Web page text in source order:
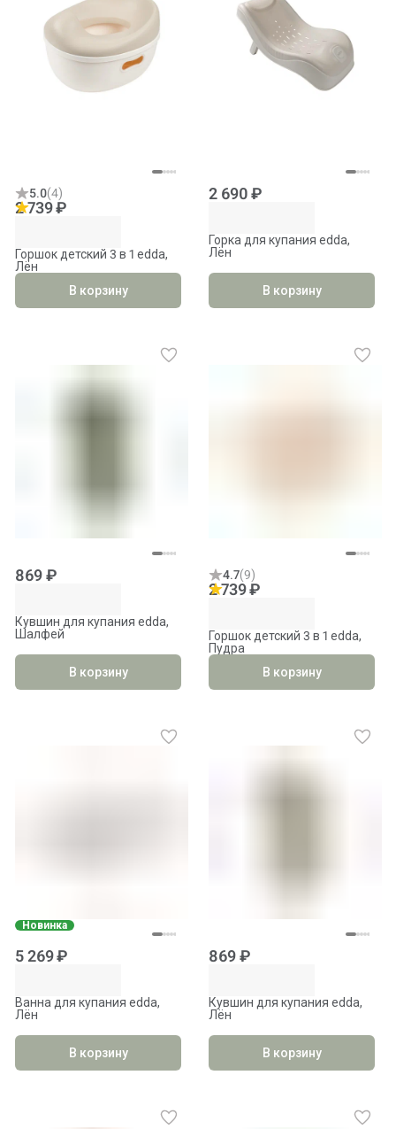
5.0(4)
2 739 ₽
Горшок детский 3 в 1 edda,
Лён
В корзину
2 690 ₽
Горка для купания edda,
Лён
В корзину
869 ₽
Кувшин для купания edda,
Шалфей
В корзину
4.7(9)
2 739 ₽
Горшок детский 3 в 1 edda,
Пудра
В корзину
Новинка
5 269 ₽
Ванна для купания edda,
Лён
В корзину
869 ₽
Кувшин для купания edda,
Лён
В корзину